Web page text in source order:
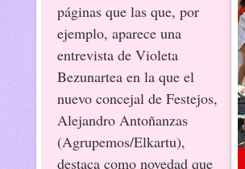
páginas que las que, por
ejemplo, aparece una
entrevista de Violeta
Bezunartea en la que el
nuevo concejal de Festejos,
Alejandro Antoñanzas
(Agrupemos/Elkartu),
destaca como novedad que